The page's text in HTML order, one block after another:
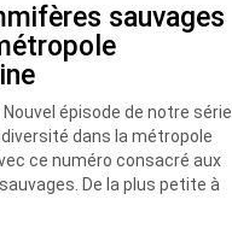
sauvages
Nouvel épisode de notre série
dans la métropole
ce numéro consacré aux
De la plus petite à